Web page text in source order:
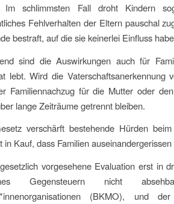
Im schlimmsten Fall droht Kindern
Fehlverhalten der Eltern pauschal
bestraft, auf die sie keinerlei Einfluss
sind die Auswirkungen auch für
lebt. Wird die Vaterschaftsanerkennung
Familiennachzug für die Mutter oder
lange Zeiträume getrennt bleiben.
verschärft bestehende Hürden
in Kauf, dass Familien
vorgesehene Evaluation erst in
Gegensteuern nicht
(BKMO), und